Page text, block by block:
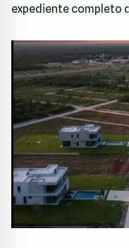
expediente completo